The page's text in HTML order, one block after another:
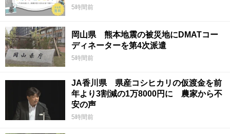
5時間前
岡山県 熊本地震の被災地にDMATコー
ディネーターを第4次派遣
5時間前
JA香川県 県産コシヒカリの仮渡金を前
年より3割減の1万8000円に 農家から不
安の声
5時間前